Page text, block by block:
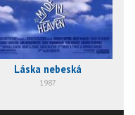
Láska nebeská
1987